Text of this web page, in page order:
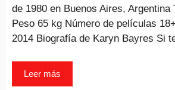
de 1980 en Buenos Aires, Argentina
Peso 65 kg Número de películas
2014 Biografía de Karyn Bayres Si
Leer más